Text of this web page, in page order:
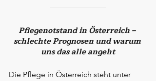
Pflegenotstand in Österreich –
schlechte Prognosen und warum
uns das alle angeht
Die Pflege in Österreich steht unter